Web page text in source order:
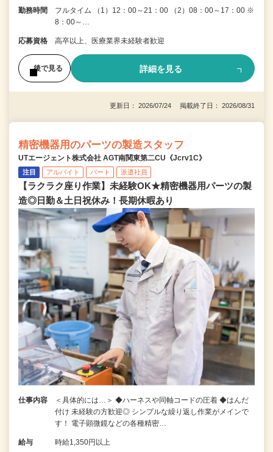
勤務時間
フルタイム （1）12：00～21：00 （2）08：00～17：00 ※
8：00～…
応募資格 高卒以上、医療業界未経験者歓迎
後で見る 詳細を見る
更新日： 2026/07/24 掲載終了日： 2026/08/31
精密機器用のパーツの製造スタッフ
UTエージェント株式会社 AGT南関東第二CU《Jcrv1C》
注目 アルバイト パート 派遣社員
【ラクラク座り作業】未経験OK★精密機器用パーツの製
造◎日勤＆土日祝休み！長期休暇あり
仕事内容
＜具体的には…＞ ◆ハーネスや同軸コードの圧着 ◆はんだ
付け 未経験の方歓迎◎ シンプルな繰り返し作業がメインで
す！ 電子顕微鏡などの各種精密…
給与 時給1,350円以上